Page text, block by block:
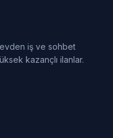
iş ve sohbet
kazançlı ilanlar.